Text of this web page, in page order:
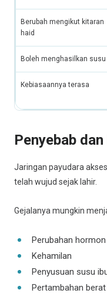
Berubah mengikut kitaran
haid
Boleh menghasilkan susu
Kebiasaannya terasa
Penyebab
Jaringan payudara
telah wujud sejak lahir.
Gejalanya mungkin
Perubahan hormon
Kehamilan
Penyusuan susu
Pertambahan